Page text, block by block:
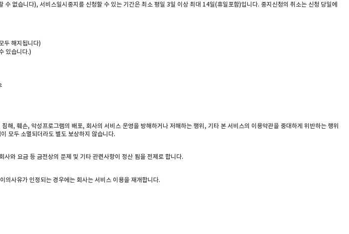
없습니다), 서비스일시중지를 신청할 수 있는 기간은 최소 평일 3일 이상 최대 14일(휴일포함)입니다. 중지신청의 취소는 신청 당일에
두 해지됩니다)
있습니다.)
, 훼손, 악성프로그램의 배포, 회사의 서비스 운영을 방해하거나 저해하는 행위, 기타 본 서비스의 이용약관을 중대하게 위반하는 행위
모두 소멸되더라도 별도 보상하지 않습니다.
와 요금 등 금전상의 문제 및 기타 관련사항이 정산 됨을 전제로 합니다.
사유가 인정되는 경우에는 회사는 서비스 이용을 재개합니다.